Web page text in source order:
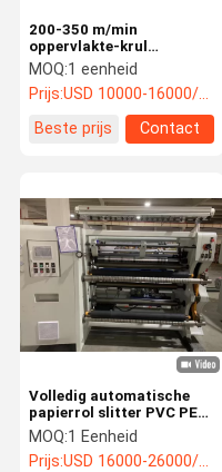
200-350 m/min
oppervlakte-krul
snijmachine
MOQ:1 eenheid
Prijs:USD 10000-16000/unit
Beste prijs
Contact
Volledig automatische
papierrol slitter PVC PET
PE composietfilm
papierrol slit machine
MOQ:1 Eenheid
Prijs:USD 16000-26000/unit